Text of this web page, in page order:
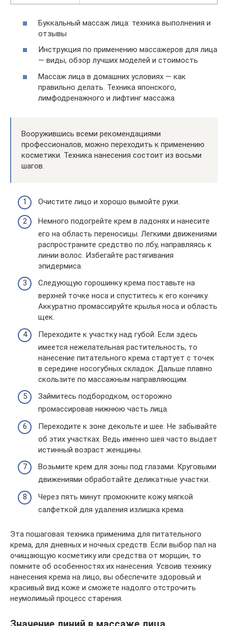
Буккальный массаж лица: техника выполнения и
отзывы
Инструкция по применению массажеров для лица
— виды, обзор лучших моделей и стоимость
Массаж лица в домашних условиях — как
правильно делать. Техника японского,
лимфодренажного и лифтинг массажа
Вооружившись всеми рекомендациями
профессионалов, можно переходить к применению
косметики. Техника нанесения состоит из восьми
шагов.
Очистите лицо и хорошо вымойте руки.
Немного подогрейте крем в ладонях и нанесите
его на область переносицы. Легкими движениями
распространите средство по лбу, направляясь к
линии волос. Избегайте растягивания
эпидермиса.
Следующую горошинку крема поставьте на
верхней точке носа и спуститесь к его кончику.
Аккуратно промассируйте крылья носа и область
щек.
Переходите к участку над губой. Если здесь
имеется нежелательная растительность, то
нанесение питательного крема стартует с точек
в середине носогубных складок. Дальше плавно
скользите по массажным направляющим.
Займитесь подбородком, осторожно
промассировав нижнюю часть лица.
Переходите к зоне декольте и шее. Не забывайте
об этих участках. Ведь именно шея часто выдает
истинный возраст женщины.
Возьмите крем для зоны под глазами. Круговыми
движениями обработайте деликатные участки.
Через пять минут промокните кожу мягкой
салфеткой для удаления излишка крема.
Эта пошаговая техника применима для питательного
крема, для дневных и ночных средств. Если выбор пал на
очищающую косметику или средства от морщин, то
помните об особенностях их нанесения. Усвоив технику
нанесения крема на лицо, вы обеспечите здоровый и
красивый вид коже и сможете надолго отстрочить
неумолимый процесс старения.